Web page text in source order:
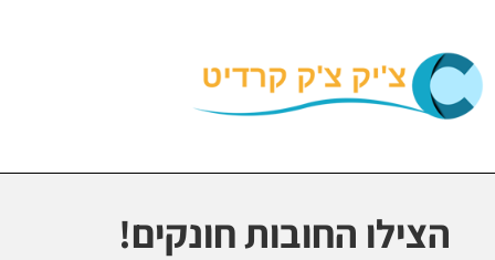
הצילו החובות חונקים!